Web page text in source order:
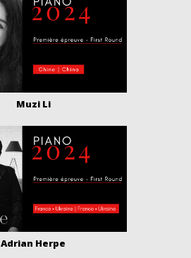
Muzi Li
Adrian Herpe